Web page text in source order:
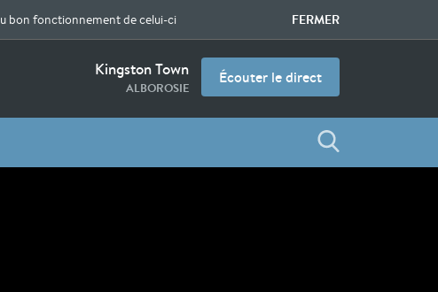
bon fonctionnement de celui-ci FERMER
Kingston Town
ALBOROSIE
Écouter le direct